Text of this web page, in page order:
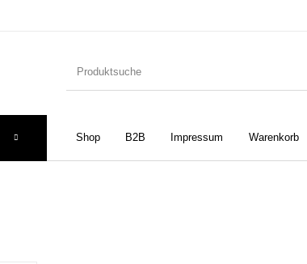
Shop B2B Impressum Warenkorb